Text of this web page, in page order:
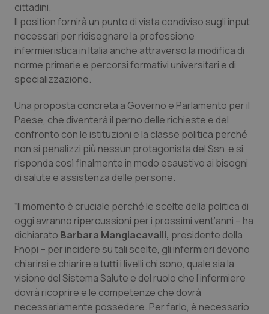
Umbria
Valle D’Aosta
Veneto
Oftalmologia
Oncodermatologia
Oncoematologia
Oncologia & Nutrizione
Psoriasi & pelle
Quotidiano Cardiologia
Quotidiano Chirurgia
Quotidiano Oncologia
Quotidiano Pediatria
Rene & patologie urogenitali
cittadini.
Il position fornirà un punto di vista condiviso sugli input
necessari per ridisegnare la professione
infermieristica in Italia anche attraverso la modifica di
norme primarie e percorsi formativi universitari e di
specializzazione.
Una proposta concreta a Governo e Parlamento per il
Paese, che diventerà il perno delle richieste e del
confronto con le istituzioni e la classe politica perché
non si penalizzi più nessun protagonista del Ssn e si
risponda così finalmente in modo esaustivo ai bisogni
di salute e assistenza delle persone.
“Il momento è cruciale perché le scelte della politica di
oggi avranno ripercussioni per i prossimi vent’anni – ha
dichiarato Barbara Mangiacavalli, presidente della
Fnopi – per incidere su tali scelte, gli infermieri devono
chiarirsi e chiarire a tutti i livelli chi sono, quale sia la
visione del Sistema Salute e del ruolo che l’infermiere
dovrà ricoprire e le competenze che dovrà
necessariamente possedere. Per farlo, è necessario